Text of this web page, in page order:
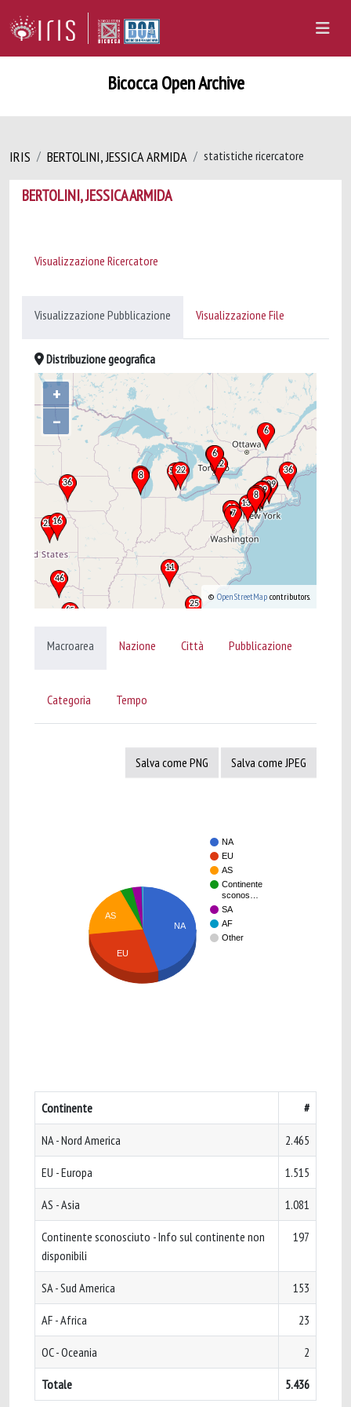
Bicocca Open Archive
IRIS BERTOLINI, JESSICA ARMIDA statistiche ricercatore
BERTOLINI, JESSICA ARMIDA
Visualizzazione Ricercatore
Visualizzazione Pubblicazione Visualizzazione File
Distribuzione geografica
+
–
© OpenStreetMap contributors.
Macroarea Nazione Città Pubblicazione
Categoria Tempo
Salva come PNG Salva come JPEG
NA
EU
AS
Continente
sconos…
SA
AF
Other
NA
AS
EU
Continente #
NA - Nord America 2.465
EU - Europa 1.515
AS - Asia 1.081
Continente sconosciuto - Info sul continente non
disponibili
197
SA - Sud America 153
AF - Africa 23
OC - Oceania 2
Totale 5.436